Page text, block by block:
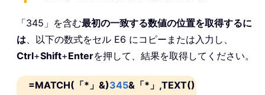
「345」を含む最初の一致する数値の位置を取得するに
は、以下の数式をセル E6 にコピーまたは入力し、
Ctrl+Shift+Enterを押して、結果を取得してください。
=MATCH(「*」&)345&「*」,TEXT()